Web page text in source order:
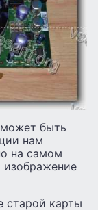
быть
нам
на самом
изображение
старой карты